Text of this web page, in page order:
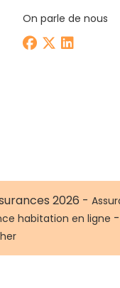
On parle de nous
2026 -
habitation en ligne -